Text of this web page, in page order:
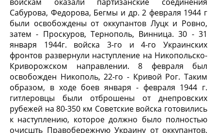
Сабурова, Федорова, Бегмы и др. 2 февраля 1944 г
были освобождены от оккупантов Луцк и Ровно,
затем - Проскуров, Тернополь, Винница. 30 - 31
января 1944г. войска 3-го и 4-го Украинских
фронтов развернули наступление на Никопольско-
Криворожском направлении. 8 февраля был
освобожден Никополь, 22-го - Кривой Рог. Таким
образом, в ходе боев января - февраля 1944 г.
гитлеровцы были отброшены от днепровских
рубежей на 80-350 км Советские войска готовились
к наступлению, которое должно было полностью
очисшть Правобережную Украину от оккупантов.